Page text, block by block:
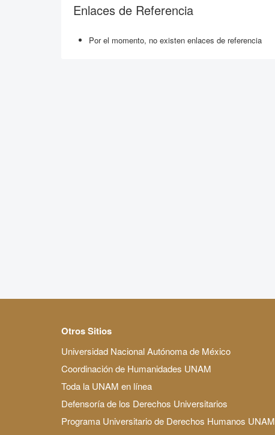
Enlaces de Referencia
Por el momento, no existen enlaces de referencia
Otros Sitios
Universidad Nacional Autónoma de México
Coordinación de Humanidades UNAM
Toda la UNAM en línea
Defensoría de los Derechos Universitarios
Programa Universitario de Derechos Humanos UNAM